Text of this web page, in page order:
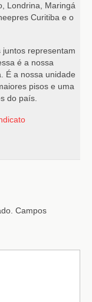
Londrina, Maringá
Curitiba e o
representam
é a nossa
É a nossa unidade
pisos e uma
do país.
Campos